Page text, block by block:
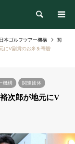
検索
日本ゴルフツアー機構
関
にV副賞のお米を寄贈
機構 関連団体
次郎が地元にV